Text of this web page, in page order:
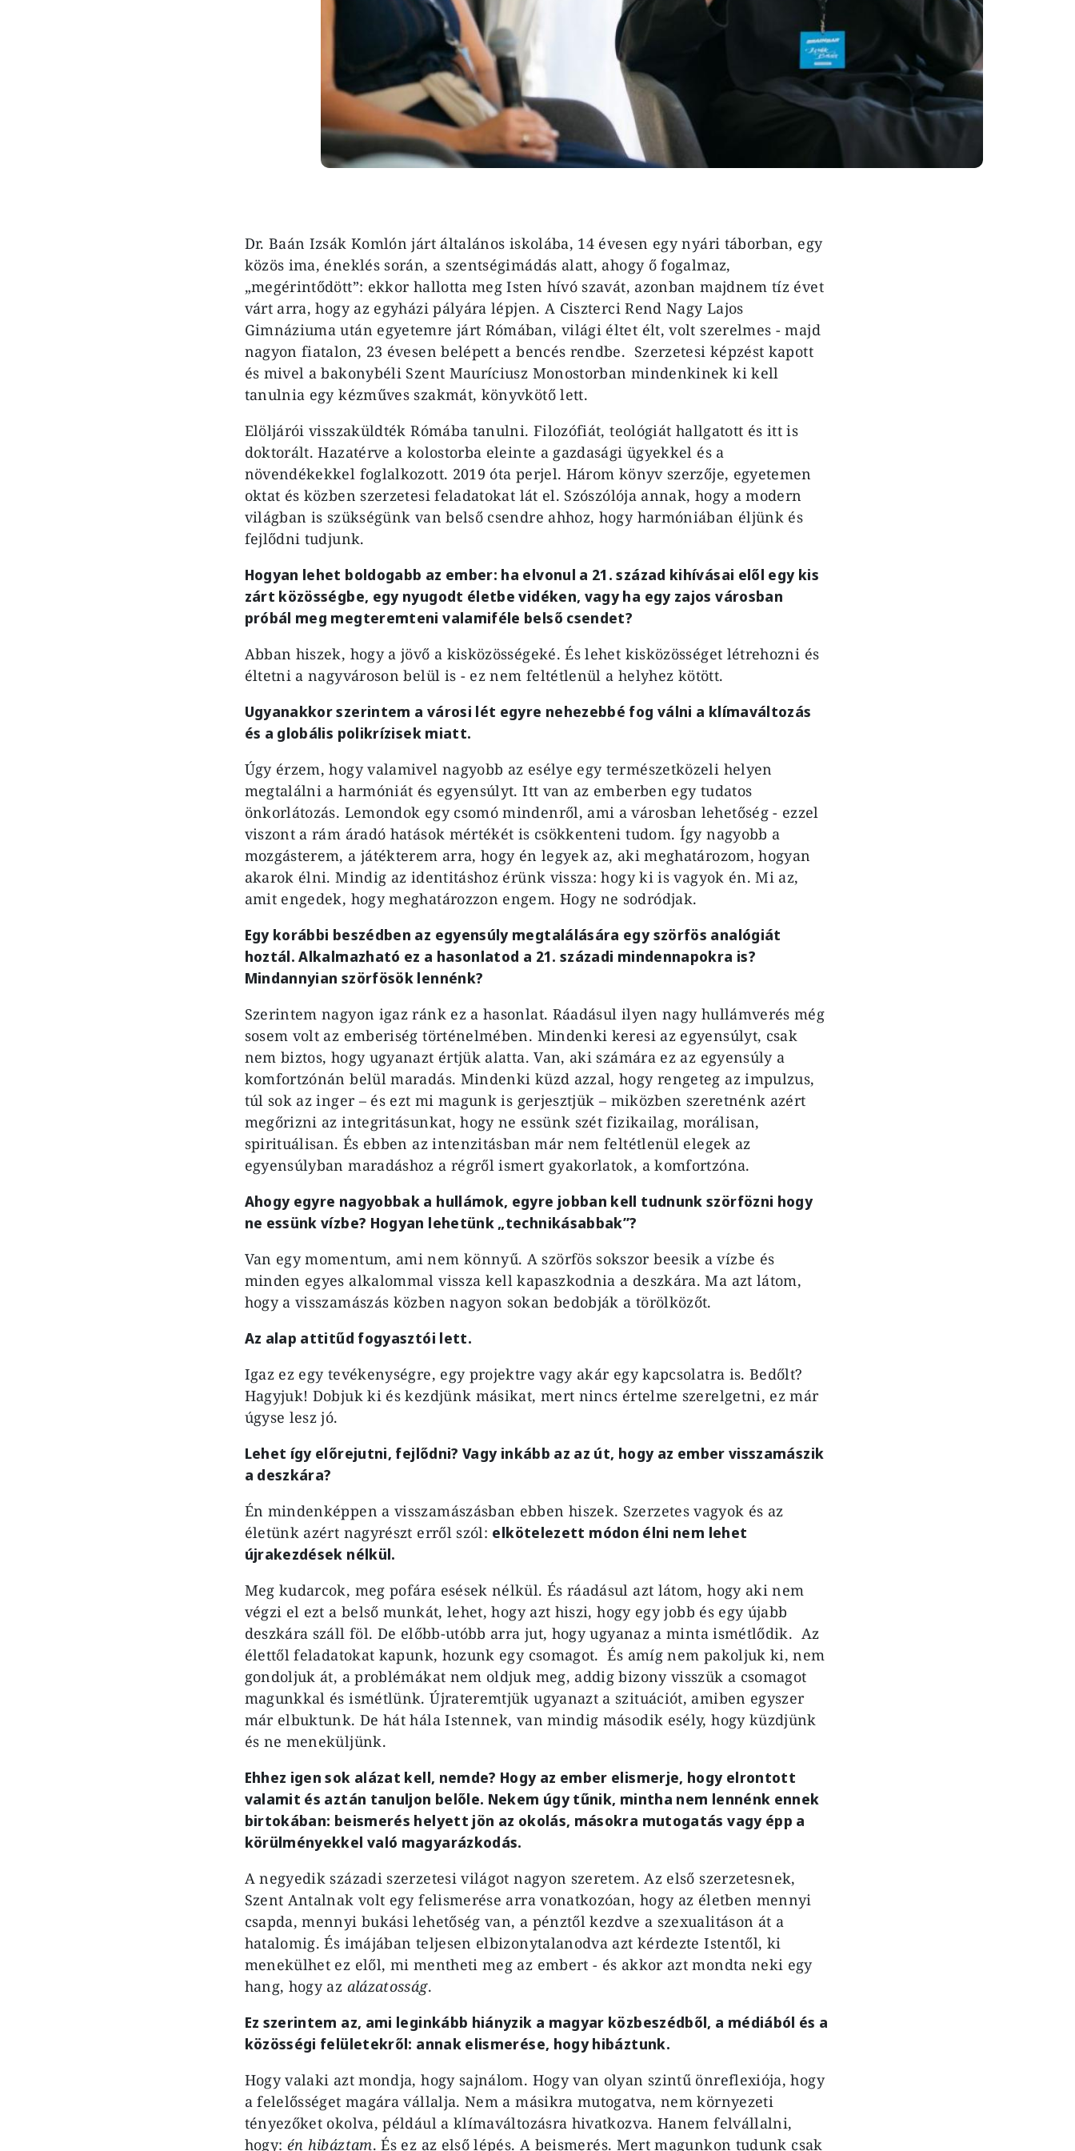
Dr. Baán Izsák Komlón járt általános iskolába, 14 évesen egy nyári táborban, egy
közös ima, éneklés során, a szentségimádás alatt, ahogy ő fogalmaz,
„megérintődött”: ekkor hallotta meg Isten hívó szavát, azonban majdnem tíz évet
várt arra, hogy az egyházi pályára lépjen. A Ciszterci Rend Nagy Lajos
Gimnáziuma után egyetemre járt Rómában, világi éltet élt, volt szerelmes - majd
nagyon fiatalon, 23 évesen belépett a bencés rendbe. Szerzetesi képzést kapott
és mivel a bakonybéli Szent Mauríciusz Monostorban mindenkinek ki kell
tanulnia egy kézműves szakmát, könyvkötő lett.
Elöljárói visszaküldték Rómába tanulni. Filozófiát, teológiát hallgatott és itt is
doktorált. Hazatérve a kolostorba eleinte a gazdasági ügyekkel és a
növendékekkel foglalkozott. 2019 óta perjel. Három könyv szerzője, egyetemen
oktat és közben szerzetesi feladatokat lát el. Szószólója annak, hogy a modern
világban is szükségünk van belső csendre ahhoz, hogy harmóniában éljünk és
fejlődni tudjunk.
Hogyan lehet boldogabb az ember: ha elvonul a 21. század kihívásai elől egy kis
zárt közösségbe, egy nyugodt életbe vidéken, vagy ha egy zajos városban
próbál meg megteremteni valamiféle belső csendet?
Abban hiszek, hogy a jövő a kisközösségeké. És lehet kisközösséget létrehozni és
éltetni a nagyvároson belül is - ez nem feltétlenül a helyhez kötött.
Ugyanakkor szerintem a városi lét egyre nehezebbé fog válni a klímaváltozás
és a globális polikrízisek miatt.
Úgy érzem, hogy valamivel nagyobb az esélye egy természetközeli helyen
megtalálni a harmóniát és egyensúlyt. Itt van az emberben egy tudatos
önkorlátozás. Lemondok egy csomó mindenről, ami a városban lehetőség - ezzel
viszont a rám áradó hatások mértékét is csökkenteni tudom. Így nagyobb a
mozgásterem, a játékterem arra, hogy én legyek az, aki meghatározom, hogyan
akarok élni. Mindig az identitáshoz érünk vissza: hogy ki is vagyok én. Mi az,
amit engedek, hogy meghatározzon engem. Hogy ne sodródjak.
Egy korábbi beszédben az egyensúly megtalálására egy szörfös analógiát
hoztál. Alkalmazható ez a hasonlatod a 21. századi mindennapokra is?
Mindannyian szörfösök lennénk?
Szerintem nagyon igaz ránk ez a hasonlat. Ráadásul ilyen nagy hullámverés még
sosem volt az emberiség történelmében. Mindenki keresi az egyensúlyt, csak
nem biztos, hogy ugyanazt értjük alatta. Van, aki számára ez az egyensúly a
komfortzónán belül maradás. Mindenki küzd azzal, hogy rengeteg az impulzus,
túl sok az inger – és ezt mi magunk is gerjesztjük – miközben szeretnénk azért
megőrizni az integritásunkat, hogy ne essünk szét fizikailag, morálisan,
spirituálisan. És ebben az intenzitásban már nem feltétlenül elegek az
egyensúlyban maradáshoz a régről ismert gyakorlatok, a komfortzóna.
Ahogy egyre nagyobbak a hullámok, egyre jobban kell tudnunk szörfözni hogy
ne essünk vízbe? Hogyan lehetünk „technikásabbak”?
Van egy momentum, ami nem könnyű. A szörfös sokszor beesik a vízbe és
minden egyes alkalommal vissza kell kapaszkodnia a deszkára. Ma azt látom,
hogy a visszamászás közben nagyon sokan bedobják a törölközőt.
Az alap attitűd fogyasztói lett.
Igaz ez egy tevékenységre, egy projektre vagy akár egy kapcsolatra is. Bedőlt?
Hagyjuk! Dobjuk ki és kezdjünk másikat, mert nincs értelme szerelgetni, ez már
úgyse lesz jó.
Lehet így előrejutni, fejlődni? Vagy inkább az az út, hogy az ember visszamászik
a deszkára?
Én mindenképpen a visszamászásban ebben hiszek. Szerzetes vagyok és az
életünk azért nagyrészt erről szól: elkötelezett módon élni nem lehet
újrakezdések nélkül.
Meg kudarcok, meg pofára esések nélkül. És ráadásul azt látom, hogy aki nem
végzi el ezt a belső munkát, lehet, hogy azt hiszi, hogy egy jobb és egy újabb
deszkára száll föl. De előbb-utóbb arra jut, hogy ugyanaz a minta ismétlődik. Az
élettől feladatokat kapunk, hozunk egy csomagot. És amíg nem pakoljuk ki, nem
gondoljuk át, a problémákat nem oldjuk meg, addig bizony visszük a csomagot
magunkkal és ismétlünk. Újrateremtjük ugyanazt a szituációt, amiben egyszer
már elbuktunk. De hát hála Istennek, van mindig második esély, hogy küzdjünk
és ne meneküljünk.
Ehhez igen sok alázat kell, nemde? Hogy az ember elismerje, hogy elrontott
valamit és aztán tanuljon belőle. Nekem úgy tűnik, mintha nem lennénk ennek
birtokában: beismerés helyett jön az okolás, másokra mutogatás vagy épp a
körülményekkel való magyarázkodás.
A negyedik századi szerzetesi világot nagyon szeretem. Az első szerzetesnek,
Szent Antalnak volt egy felismerése arra vonatkozóan, hogy az életben mennyi
csapda, mennyi bukási lehetőség van, a pénztől kezdve a szexualitáson át a
hatalomig. És imájában teljesen elbizonytalanodva azt kérdezte Istentől, ki
menekülhet ez elől, mi mentheti meg az embert - és akkor azt mondta neki egy
hang, hogy az alázatosság.
Ez szerintem az, ami leginkább hiányzik a magyar közbeszédből, a médiából és a
közösségi felületekről: annak elismerése, hogy hibáztunk.
Hogy valaki azt mondja, hogy sajnálom. Hogy van olyan szintű önreflexiója, hogy
a felelősséget magára vállalja. Nem a másikra mutogatva, nem környezeti
tényezőket okolva, például a klímaváltozásra hivatkozva. Hanem felvállalni,
hogy: én hibáztam. És ez az első lépés. A beismerés. Mert magunkon tudunk csak